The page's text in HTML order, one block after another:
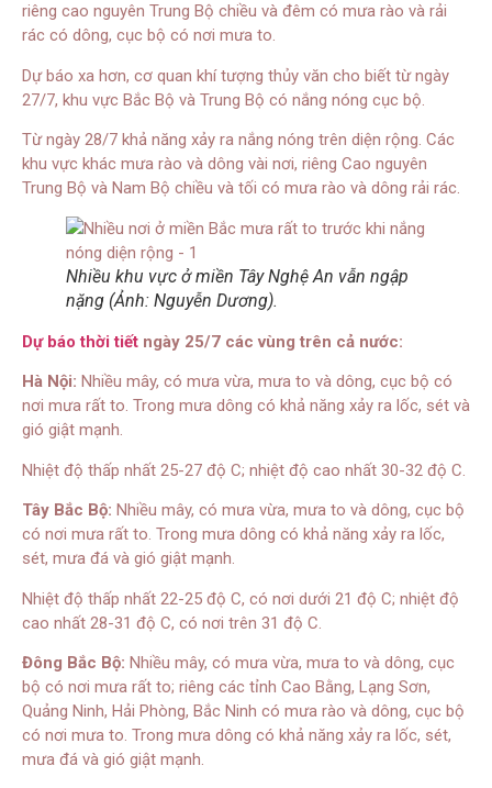
riêng cao nguyên Trung Bộ chiều và đêm có mưa rào và rải
rác có dông, cục bộ có nơi mưa to.
Dự báo xa hơn, cơ quan khí tượng thủy văn cho biết từ ngày
27/7, khu vực Bắc Bộ và Trung Bộ có nắng nóng cục bộ.
Từ ngày 28/7 khả năng xảy ra nắng nóng trên diện rộng. Các
khu vực khác mưa rào và dông vài nơi, riêng Cao nguyên
Trung Bộ và Nam Bộ chiều và tối có mưa rào và dông rải rác.
Nhiều khu vực ở miền Tây Nghệ An vẫn ngập
nặng (Ảnh: Nguyễn Dương).
Dự báo thời tiết ngày 25/7 các vùng trên cả nước:
Hà Nội: Nhiều mây, có mưa vừa, mưa to và dông, cục bộ có
nơi mưa rất to. Trong mưa dông có khả năng xảy ra lốc, sét và
gió giật mạnh.
Nhiệt độ thấp nhất 25-27 độ C; nhiệt độ cao nhất 30-32 độ C.
Tây Bắc Bộ: Nhiều mây, có mưa vừa, mưa to và dông, cục bộ
có nơi mưa rất to. Trong mưa dông có khả năng xảy ra lốc,
sét, mưa đá và gió giật mạnh.
Nhiệt độ thấp nhất 22-25 độ C, có nơi dưới 21 độ C; nhiệt độ
cao nhất 28-31 độ C, có nơi trên 31 độ C.
Đông Bắc Bộ: Nhiều mây, có mưa vừa, mưa to và dông, cục
bộ có nơi mưa rất to; riêng các tỉnh Cao Bằng, Lạng Sơn,
Quảng Ninh, Hải Phòng, Bắc Ninh có mưa rào và dông, cục bộ
có nơi mưa to. Trong mưa dông có khả năng xảy ra lốc, sét,
mưa đá và gió giật mạnh.